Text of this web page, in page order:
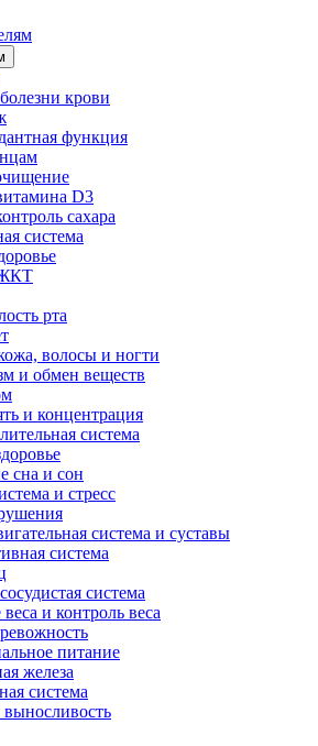
крови
функция
D3
сахара
система
ЖКТ
рта
волосы и ногти
и обмен веществ
и концентрация
система
сна и сон
и стресс
система и суставы
система
система
и контроль веса
питание
железа
система